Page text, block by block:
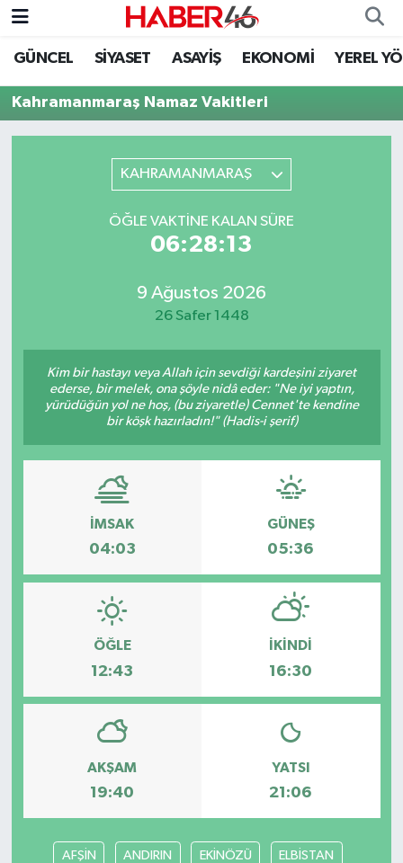
GÜNCEL SİYASET ASAYİŞ EKONOMİ YEREL
Kahramanmaraş Namaz Vakitleri
KAHRAMANMARAŞ
ÖĞLE VAKTINE KALAN SÜRE
06:28:13
9 Ağustos 2026
26 Safer 1448
Kim bir hastayı veya Allah için sevdiği kardeşini ziyaret
ederse, bir melek, ona şöyle nidâ eder: "Ne iyi yaptın,
yürüdüğün yol ne hoş, (bu ziyaretle) Cennet'te kendine
bir köşk hazırladın!" (Hadis-i şerif)
İMSAK
04:03
GÜNEŞ
05:36
ÖĞLE
12:43
İKINDI
16:30
AKŞAM
19:40
YATSI
21:06
AFŞİN ANDIRIN EKİNÖZÜ ELBİSTAN
GÜNCEL
EKONOMİ
EĞİTİM
KÜLTÜR-SANAT
DÜNYA
ROPORTAJ
MAGAZİN
MEDYA
SEÇİM 2011
Nöbetçi Eczaneler
Hava Durumu
Kahramanmaraş Namaz Vakitleri
Süper Lig Puan Durumu ve Fikstür
Tüm Manşetler
Haber Arşivi